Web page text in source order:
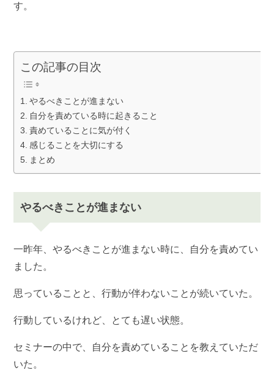
す。
この記事の目次
やるべきことが進まない
自分を責めている時に起きること
責めていることに気が付く
感じることを大切にする
まとめ
やるべきことが進まない
一昨年、やるべきことが進まない時に、自分を責めてい
ました。
思っていることと、行動が伴わないことが続いていた。
行動しているけれど、とても遅い状態。
セミナーの中で、自分を責めていることを教えていただ
いた。